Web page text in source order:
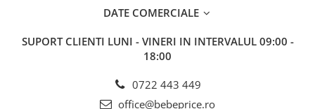
DATE COMERCIALE
SUPORT CLIENTI LUNI - VINERI IN INTERVALUL 09:00 -
18:00
0722 443 449
office@bebeprice.ro